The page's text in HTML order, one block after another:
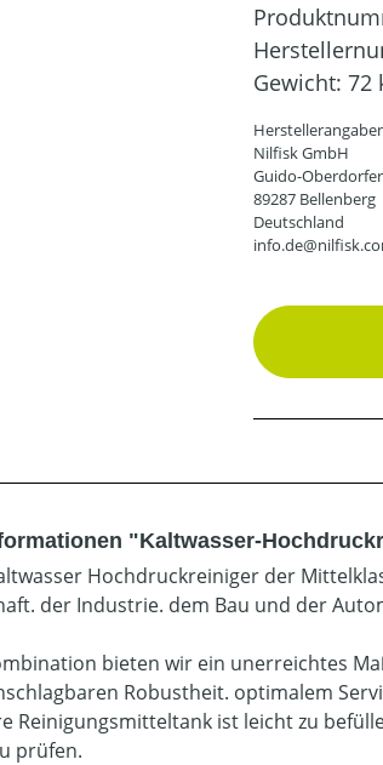
Gewicht: 72
Nilfisk GmbH
Guido-
89287 Bellenberg
Deutschland
"Kaltwasser-
Hochdruckreiniger der
der Industrie. dem Bau und der
bieten wir ein unerreichtes
Robustheit. optimalem
Reinigungsmitteltank ist leicht zu
prüfen.